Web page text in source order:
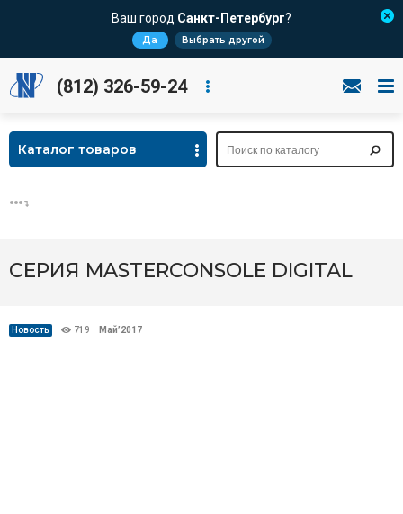
Ваш город Санкт-Петербург?
Да Выбрать другой
(812) 326-59-24
Каталог товаров
СЕРИЯ MASTERCONSOLE DIGITAL
Новость 719 Май’2017